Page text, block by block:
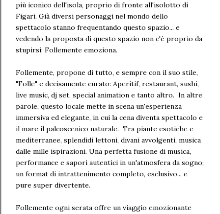
più iconico dell'isola, proprio di fronte all'isolotto di
Figari. Già diversi personaggi nel mondo dello
spettacolo stanno frequentando questo spazio... e
vedendo la proposta di questo spazio non c'è proprio da
stupirsi: Follemente emoziona.
Follemente, propone di tutto, e sempre con il suo stile,
"Folle" e decisamente curato: Aperitif, restaurant, sushi,
live music, dj set, special animation e tanto altro. In altre
parole, questo locale mette in scena un'esperienza
immersiva ed elegante, in cui la cena diventa spettacolo e
il mare il palcoscenico naturale. Tra piante esotiche e
mediterranee, splendidi lettoni, divani avvolgenti, musica
dalle mille ispirazioni. Una perfetta fusione di musica,
performance e sapori autentici in un'atmosfera da sogno;
un format di intrattenimento completo, esclusivo... e
pure super divertente.
Follemente ogni serata offre un viaggio emozionante